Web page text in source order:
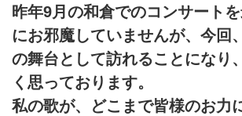
昨年9月の和倉でのコンサート
にお邪魔していませんが、今回
の舞台として訪れることになり
く思っております。
私の歌が、どこまで皆様のお力